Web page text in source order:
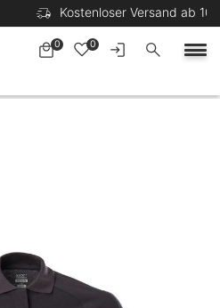
Kostenloser Versand ab
0 0